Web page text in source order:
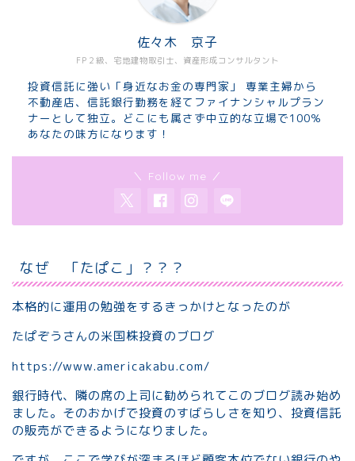
FP２級、宅地建物取引士、資産形成コンサルタント
佐々木 京子
投資信託に強い「身近なお金の専門家」 専業主婦から
不動産店、信託銀行勤務を経てファイナンシャルプラン
ナーとして独立。どこにも属さず中立的な立場で100％
あなたの味方になります！
＼ Follow me ／
なぜ 「たぱこ」？？？
本格的に運用の勉強をするきっかけとなったのが
たぱぞうさんの米国株投資のブログ
https://www.americakabu.com/
銀行時代、隣の席の上司に勧められてこのブログ読み始め
ました。そのおかげで投資のすばらしさを知り、投資信託
の販売ができるようになりました。